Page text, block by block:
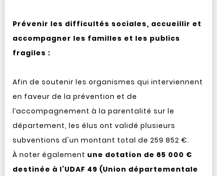
Prévenir les difficultés sociales, accueillir et
accompagner les familles et les publics
fragiles :
Afin de soutenir les organismes qui interviennent
en faveur de la prévention et de
l’accompagnement à la parentalité sur le
département, les élus ont validé plusieurs
subventions d'un montant total de 259 852 €.
À noter également une dotation de 65 000 €
destinée à l’UDAF 49 (Union départementale